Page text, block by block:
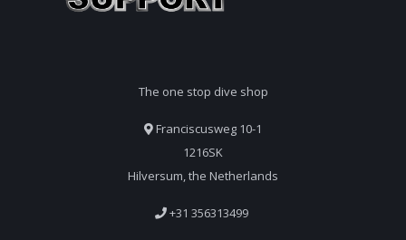
The one stop dive shop
Franciscusweg 10-1
1216SK
Hilversum, the Netherlands
+31 356313499